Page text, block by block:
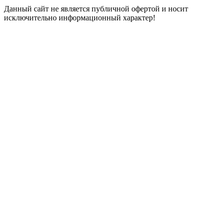
Данный сайт не является публичной офертой и носит
исключительно информационный характер!